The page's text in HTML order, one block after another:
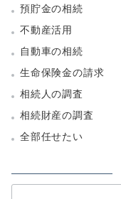
預貯金の相続
不動産活用
自動車の相続
生命保険金の請求
相続人の調査
相続財産の調査
全部任せたい